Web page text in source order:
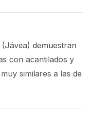
demuestran
con acantilados y
similares a las de